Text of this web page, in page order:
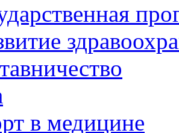
в медицине